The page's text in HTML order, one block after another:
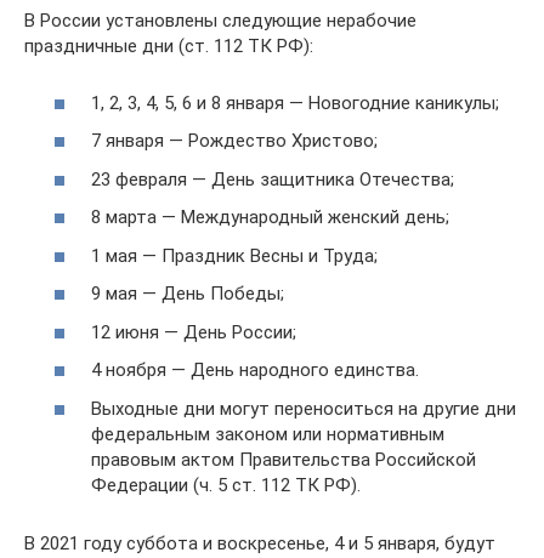
В России установлены следующие нерабочие
праздничные дни (ст. 112 ТК РФ):
1, 2, 3, 4, 5, 6 и 8 января — Новогодние каникулы;
7 января — Рождество Христово;
23 февраля — День защитника Отечества;
8 марта — Международный женский день;
1 мая — Праздник Весны и Труда;
9 мая — День Победы;
12 июня — День России;
4 ноября — День народного единства.
Выходные дни могут переноситься на другие дни
федеральным законом или нормативным
правовым актом Правительства Российской
Федерации (ч. 5 ст. 112 ТК РФ).
В 2021 году суббота и воскресенье, 4 и 5 января, будут